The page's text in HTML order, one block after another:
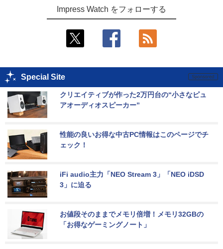
Impress Watch をフォローする
Special Site
クリエイティブが作った2万円台の“小さなピュ
アオーディオスピーカー”
性能の良いお得な中古PC情報はこのページでチ
ェック！
iFi audio主力「NEO Stream 3」「NEO iDSD
3」に迫る
お値段そのままでメモリ倍増！メモリ32GBの
「お得なゲーミングノート」